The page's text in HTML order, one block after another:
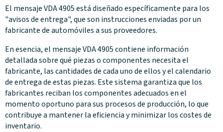
El mensaje VDA 4905 está diseñado específicamente para los
"avisos de entrega", que son instrucciones enviadas por un
fabricante de automóviles a sus proveedores.
En esencia, el mensaje VDA 4905 contiene información
detallada sobre qué piezas o componentes necesita el
fabricante, las cantidades de cada uno de ellos y el calendario
de entrega de estas piezas. Este sistema garantiza que los
fabricantes reciban los componentes adecuados en el
momento oportuno para sus procesos de producción, lo que
contribuye a mantener la eficiencia y minimizar los costes de
inventario.